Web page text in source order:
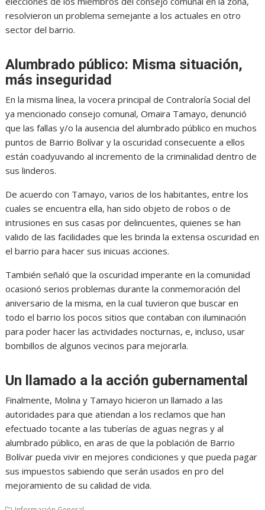
resolvieron un problema semejante a los actuales en otro
sector del barrio.
Alumbrado público: Misma situación,
más inseguridad
En la misma línea, la vocera principal de Contraloría Social del
ya mencionado consejo comunal, Omaira Tamayo, denunció
que las fallas y/o la ausencia del alumbrado público en muchos
puntos de Barrio Bolívar y la oscuridad consecuente a ellos
están coadyuvando al incremento de la criminalidad dentro de
sus linderos.
De acuerdo con Tamayo, varios de los habitantes, entre los
cuales se encuentra ella, han sido objeto de robos o de
intrusiones en sus casas por delincuentes, quienes se han
valido de las facilidades que les brinda la extensa oscuridad en
el barrio para hacer sus inicuas acciones.
También señaló que la oscuridad imperante en la comunidad
ocasionó serios problemas durante la conmemoración del
aniversario de la misma, en la cual tuvieron que buscar en
todo el barrio los pocos sitios que contaban con iluminación
para poder hacer las actividades nocturnas, e, incluso, usar
bombillos de algunos vecinos para mejorarla.
Un llamado a la acción gubernamental
Finalmente, Molina y Tamayo hicieron un llamado a las
autoridades para que atiendan a los reclamos que han
efectuado tocante a las tuberías de aguas negras y al
alumbrado público, en aras de que la población de Barrio
Bolívar pueda vivir en mejores condiciones y que pueda pagar
sus impuestos sabiendo que serán usados en pro del
mejoramiento de su calidad de vida.